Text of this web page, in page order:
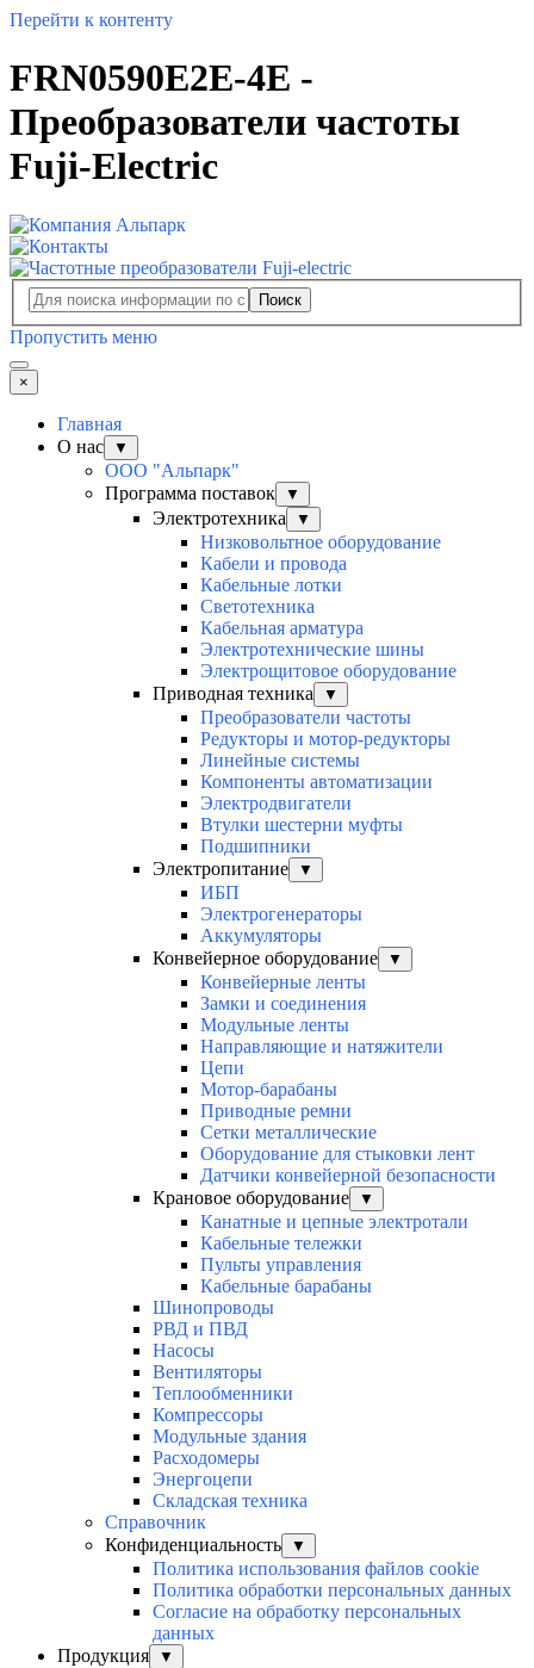
Перейти к контенту
FRN0590E2E-4E -
Преобразователи частоты
Fuji-Electric
Поиск
Пропустить меню
×
Главная
О нас
▼
ООО "Альпарк"
Программа поставок
▼
Электротехника ▼
Низковольтное оборудование
Кабели и провода
Кабельные лотки
Светотехника
Кабельная арматура
Электротехнические шины
Электрощитовое оборудование
Приводная техника
▼
Преобразователи частоты
Редукторы и мотор-редукторы
Линейные системы
Компоненты автоматизации
Электродвигатели
Втулки шестерни муфты
Подшипники
Электропитание
▼
ИБП
Электрогенераторы
Аккумуляторы
Конвейерное оборудование
▼
Конвейерные ленты
Замки и соединения
Модульные ленты
Направляющие и натяжители
Цепи
Мотор-барабаны
Приводные ремни
Сетки металлические
Оборудование для стыковки лент
Датчики конвейерной безопасности
Крановое оборудование
▼
Канатные и цепные электротали
Кабельные тележки
Пульты управления
Кабельные барабаны
Шинопроводы
РВД и ПВД
Насосы
Вентиляторы
Теплообменники
Компрессоры
Модульные здания
Расходомеры
Энергоцепи
Складская техника
Справочник
Конфиденциальность
▼
Политика использования файлов cookie
Политика обработки персональных данных
Согласие на обработку персональных
данных
Продукция
▼